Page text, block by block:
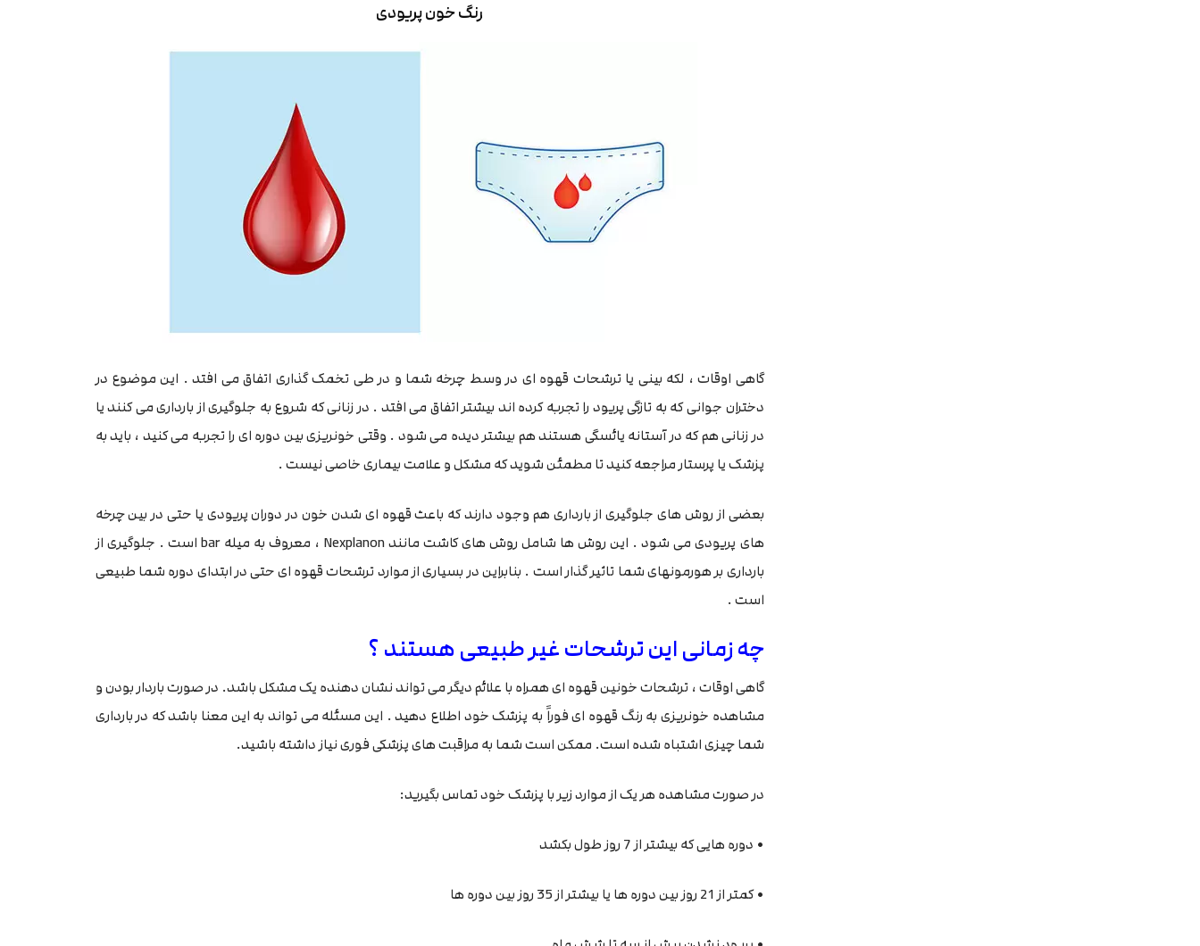
رنگ خون پریودی
گاهی اوقات ، لکه بینی یا ترشحات قهوه ای در وسط چرخه شما و در طی تخمک گذاری اتفاق می افتد . این موضوع در
دختران جوانی که به تازگی پریود را تجربه کرده اند بیشتر اتفاق می افتد . در زنانی که شروع به جلوگیری از بارداری می کنند یا
در زنانی هم که در آستانه یائسگی هستند هم بیشتر دیده می شود . وقتی خونریزی بین دوره ای را تجربه می کنید ، باید به
پزشک یا پرستار مراجعه کنید تا مطمئن شوید که مشکل و علامت بیماری خاصی نیست .
بعضی از روش های جلوگیری از بارداری هم وجود دارند که باعث قهوه ای شدن خون در دوران پریودی یا حتی در بین چرخه
های پریودی می شود . این روش ها شامل روش های کاشت مانند Nexplanon ، معروف به میله bar است . جلوگیری از
بارداری بر هورمونهای شما تاثیر گذار است . بنابراین در بسیاری از موارد ترشحات قهوه ای حتی در ابتدای دوره شما طبیعی
است .
چه زمانی این ترشحات غیر طبیعی هستند ؟
گاهی اوقات ، ترشحات خونین قهوه ای همراه با علائم دیگر می تواند نشان دهنده یک مشکل باشد. در صورت باردار بودن و
مشاهده خونریزی به رنگ قهوه ای فوراً به پزشک خود اطلاع دهید . این مسئله می تواند به این معنا باشد که در بارداری
شما چیزی اشتباه شده است. ممکن است شما به مراقبت های پزشکی فوری نیاز داشته باشید.
در صورت مشاهده هر یک از موارد زیر با پزشک خود تماس بگیرید:
• دوره هایی که بیشتر از 7 روز طول بکشد
• کمتر از 21 روز بین دوره ها یا بیشتر از 35 روز بین دوره ها